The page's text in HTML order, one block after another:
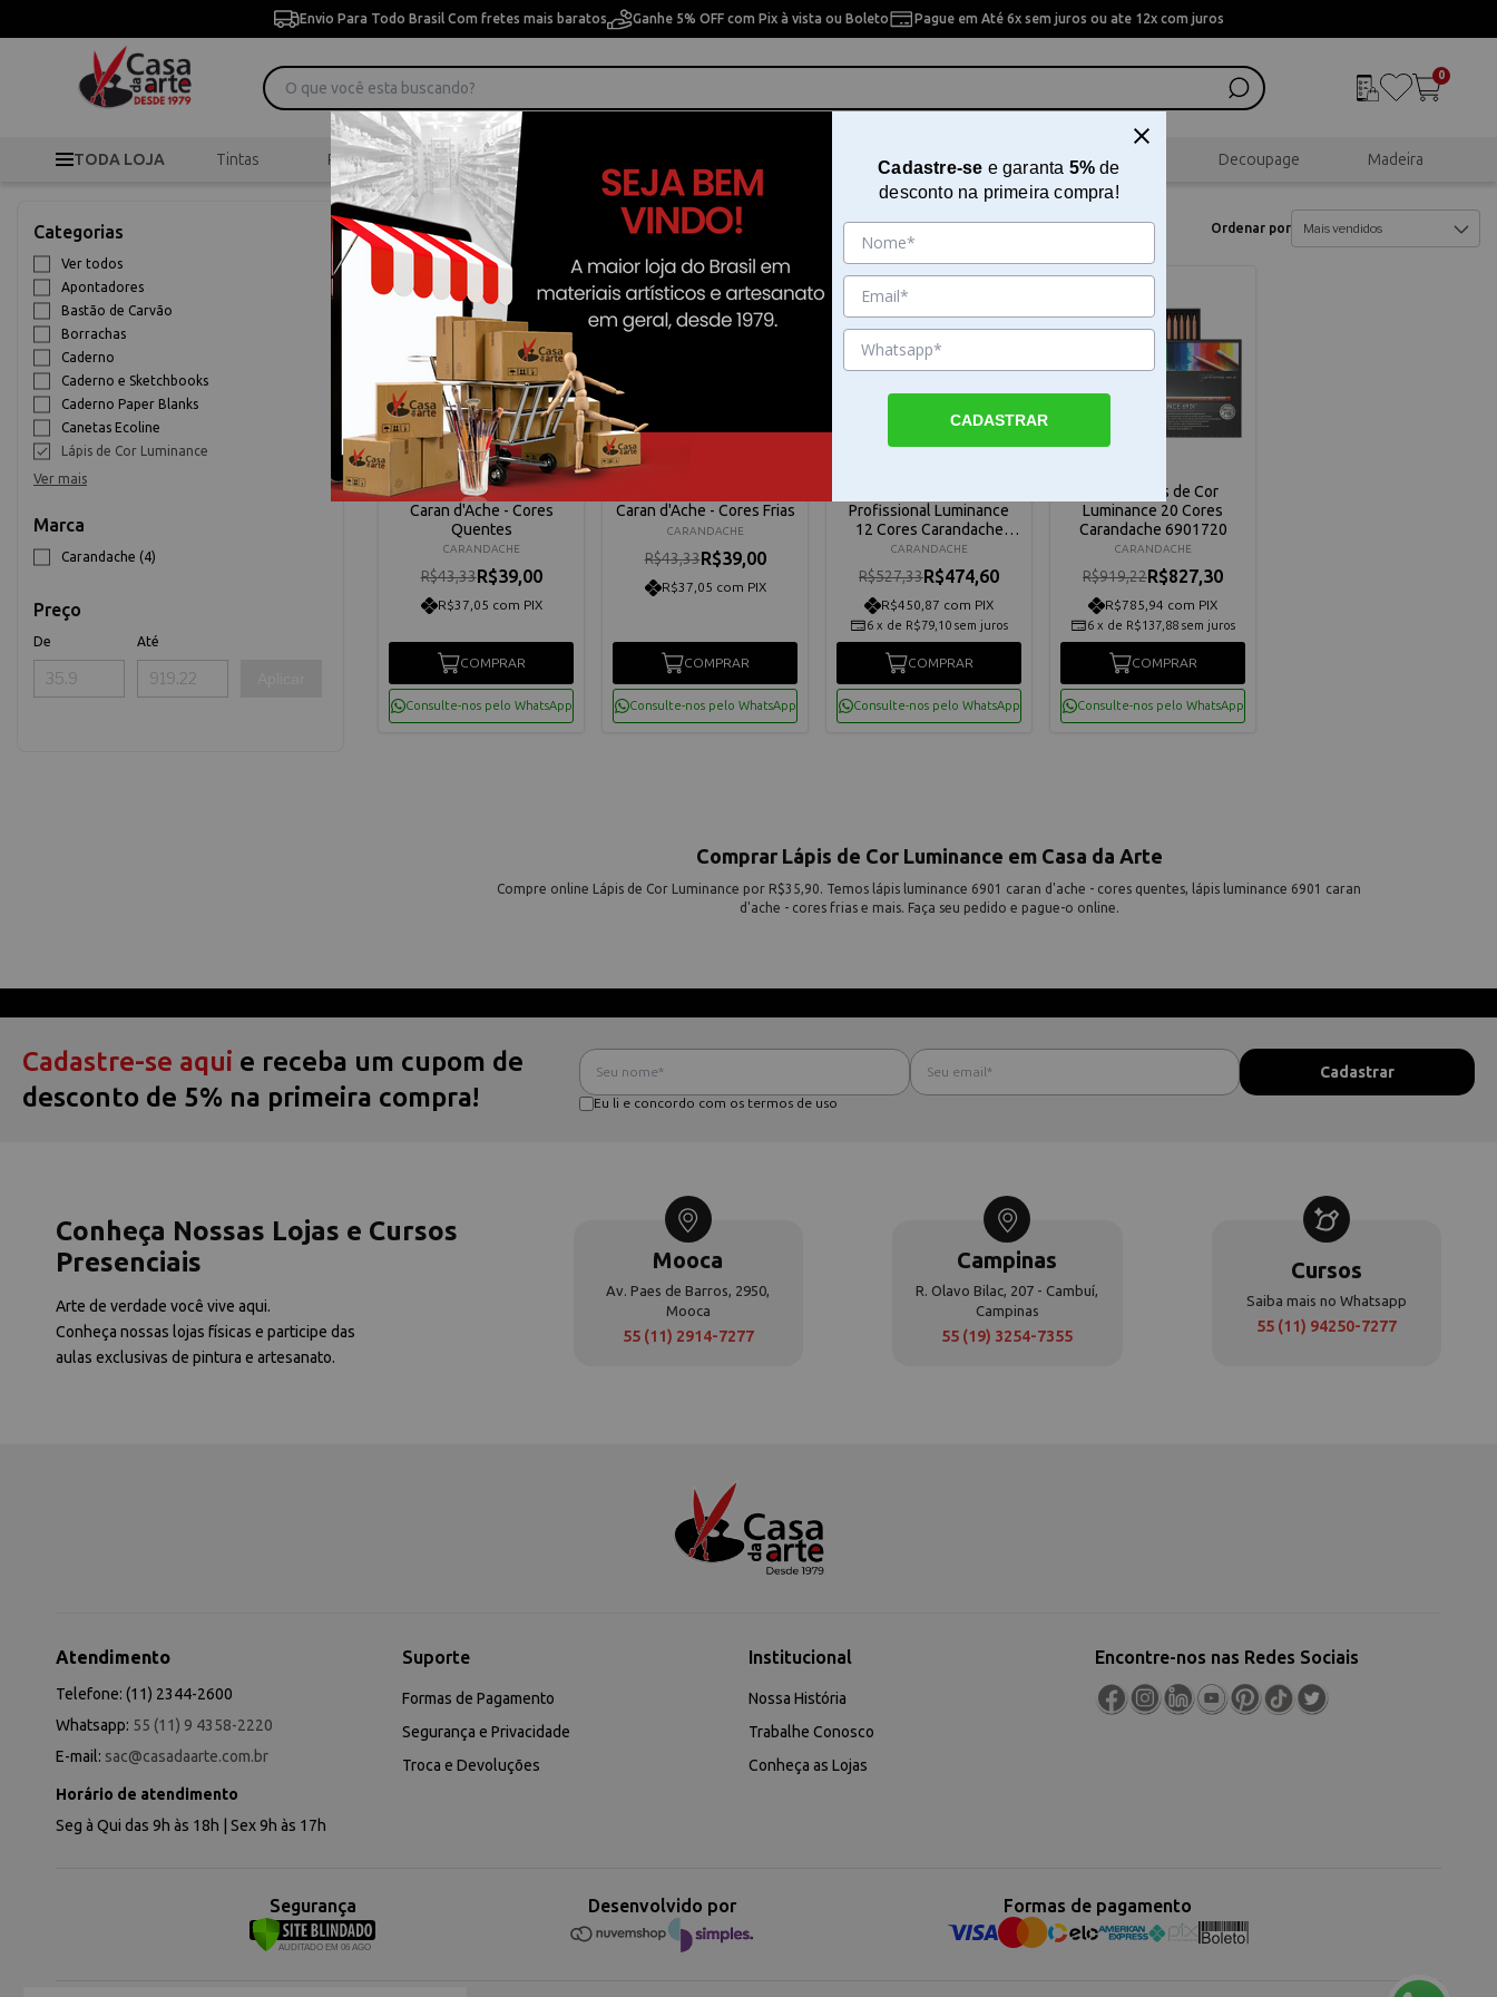
Envio Para Todo Brasil Com fretes mais baratos Ganhe 5% OFF com Pix à vista ou Boleto Pague em Até 6x sem juros ou ate 12x com juros
0
TODA LOJA Tintas Pincéis Desenho Pintura Artesanal Scrapbook Decoupage Madeira
Categorias
Ver todos
Apontadores
Bastão de Carvão
Borrachas
Caderno
Caderno e Sketchbooks
Caderno Paper Blanks
Canetas Ecoline
Lápis de Cor Luminance
Ver mais
Marca
Carandache (4)
Preço
De Até
Início > > Lápis de Cor Luminance
Lápis de Cor Luminance Ordenar por
9% OFF
Lápis Luminance 6901
Caran d'Ache - Cores
Quentes
CARANDACHE
R$43,33R$39,00
R$37,05 com PIX
COMPRAR
Consulte-nos pelo WhatsApp
9% OFF
Caran d'Ache - Cores Frias
CARANDACHE
R$43,33R$39,00
R$37,05 com PIX
COMPRAR
Consulte-nos pelo WhatsApp
9% OFF
Profissional Luminance
12 Cores Carandache
6901.712
CARANDACHE
R$527,33R$474,60
R$450,87 com PIX
6 x de R$79,10 sem juros
COMPRAR
Consulte-nos pelo WhatsApp
Estojo Lápis de Cor
Luminance 20 Cores
Carandache 6901720
CARANDACHE
R$919,22R$827,30
R$785,94 com PIX
6 x de R$137,88 sem juros
COMPRAR
Consulte-nos pelo WhatsApp
Comprar Lápis de Cor Luminance em Casa da Arte
Compre online Lápis de Cor Luminance por R$35,90. Temos lápis luminance 6901 caran d'ache - cores quentes, lápis luminance 6901 caran
d'ache - cores frias e mais. Faça seu pedido e pague-o online.
Cadastre-se aqui e receba um cupom de
desconto de 5% na primeira compra!
Eu li e concordo com os termos de uso
Conheça Nossas Lojas e Cursos
Presenciais
Arte de verdade você vive aqui.
Conheça nossas lojas físicas e participe das
aulas exclusivas de pintura e artesanato.
Mooca
Av. Paes de Barros, 2950,
Mooca
55 (11) 2914-7277
Campinas
R. Olavo Bilac, 207 - Cambuí,
Campinas
55 (19) 3254-7355
Cursos
Saiba mais no Whatsapp
55 (11) 94250-7277
Atendimento
Telefone: (11) 2344-2600
Whatsapp: 55 (11) 9 4358-2220
E-mail: sac@casadaarte.com.br
Horário de atendimento
Seg à Qui das 9h às 18h | Sex 9h às 17h
Suporte
Formas de Pagamento
Segurança e Privacidade
Troca e Devoluções
Institucional
Nossa História
Trabalhe Conosco
Conheça as Lojas
Encontre-nos nas Redes Sociais
Segurança Desenvolvido por Formas de pagamento
Cadastre-se e garanta 5%de
desconto na primeira compra!
CADASTRAR